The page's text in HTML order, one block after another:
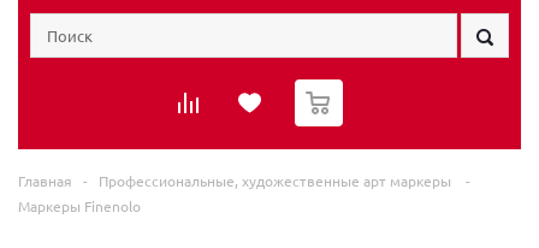
0
Главная - Профессиональные, художественные арт маркеры
-
Маркеры Finenolo